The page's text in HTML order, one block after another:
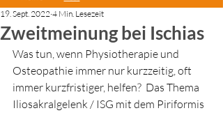
Zweitmeinung bei Ischias
19. Sept. 2022 4 Min. Lesezeit
Was tun, wenn Physiotherapie und
Osteopathie immer nur kurzzeitig, oft
immer kurzfristiger, helfen?  Das Thema
Iliosakralgelenk / ISG mit dem Piriformis